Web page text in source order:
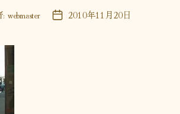
: webmaster
投 2010年11月20日